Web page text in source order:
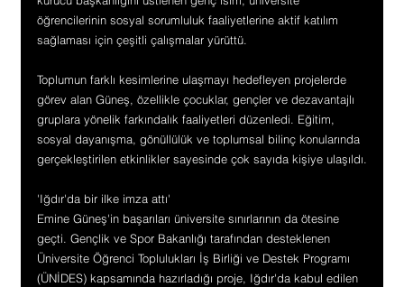
öğrencilerinin sosyal sorumluluk faaliyetlerine aktif katılım
sağlaması için çeşitli çalışmalar yürüttü.
Toplumun farklı kesimlerine ulaşmayı hedefleyen projelerde
görev alan Güneş, özellikle çocuklar, gençler ve dezavantajlı
gruplara yönelik farkındalık faaliyetleri düzenledi. Eğitim,
sosyal dayanışma, gönüllülük ve toplumsal bilinç konularında
gerçekleştirilen etkinlikler sayesinde çok sayıda kişiye ulaşıldı.
'Iğdır'da bir ilke imza attı'
Emine Güneş'in başarıları üniversite sınırlarının da ötesine
geçti. Gençlik ve Spor Bakanlığı tarafından desteklenen
Üniversite Öğrenci Toplulukları İş Birliği ve Destek Programı
(ÜNİDES) kapsamında hazırladığı proje, Iğdır'da kabul edilen